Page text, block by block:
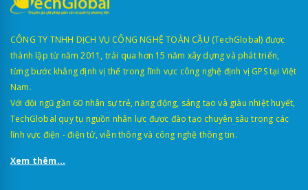
CÔNG TY TNHH DỊCH VỤ CÔNG NGHỆ TOÀN CẦU (TechGlobal) được
thành lập từ năm 2011, trải qua hơn 15 năm xây dựng và phát triển,
từng bước khẳng định vị thế trong lĩnh vực công nghệ định vị GPS tại Việt
Nam.
Với đội ngũ gần 60 nhân sự trẻ, năng động, sáng tạo và giàu nhiệt huyết,
TechGlobal quy tụ nguồn nhân lực được đào tạo chuyên sâu trong các
lĩnh vực điện - điện tử, viễn thông và công nghệ thông tin.
Xem thêm...